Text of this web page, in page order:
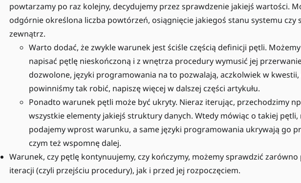
powtarzamy po raz kolejny, decydujemy przez sprawdzenie jakiejś wartości.
odgórnie określona liczba powtórzeń, osiągnięcie jakiegoś stanu systemu czy
zewnątrz.
Warto dodać, że zwykle warunek jest ściśle częścią definicji pętli.
napisać pętlę nieskończoną i z wnętrza procedury wymusić jej
dozwolone, języki programowania na to pozwalają, aczkolwiek w kwestii,
powinniśmy tak robić, napiszę więcej w dalszej części artykułu.
Ponadto warunek pętli może być ukryty. Nieraz iterując, przechodzimy
wszystkie elementy jakiejś struktury danych. Wtedy mówiąc o takiej pętli,
podajemy wprost warunku, a same języki programowania ukrywają go
czym też wspomnę dalej.
Warunek, czy pętlę kontynuujemy, czy kończymy, możemy sprawdzić zarówno
iteracji (czyli przejściu procedury), jak i przed jej rozpoczęciem.